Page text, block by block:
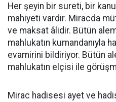
Her şeyin bir sureti, bir
mahiyeti vardır. Miracda
ve maksat âlidir. Bütün
mahlukatın kumandanıyla
evamirini bildiriyor. Bütün
mahlukatın elçisi ile
Mirac hadisesi ayet ve